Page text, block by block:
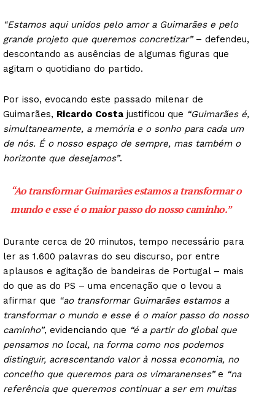
“Estamos aqui unidos pelo amor a Guimarães e pelo
grande projeto que queremos concretizar”– defendeu,
descontando as ausências de algumas figuras que
agitam o quotidiano do partido.
Por isso, evocando este passado milenar de
Guimarães, Ricardo Costa justificou que “Guimarães é,
simultaneamente, a memória e o sonho para cada um
de nós. É o nosso espaço de sempre, mas também o
horizonte que desejamos”.
“Ao transformar Guimarães estamos a transformar o
mundo e esse é o maior passo do nosso caminho.”
Durante cerca de 20 minutos, tempo necessário para
ler as 1.600 palavras do seu discurso, por entre
aplausos e agitação de bandeiras de Portugal – mais
do que as do PS – uma encenação que o levou a
afirmar que “ao transformar Guimarães estamos a
transformar o mundo e esse é o maior passo do nosso
caminho”, evidenciando que “é a partir do global que
pensamos no local, na forma como nos podemos
distinguir, acrescentando valor à nossa economia, no
concelho que queremos para os vimaranenses”e “na
referência que queremos continuar a ser em muitas